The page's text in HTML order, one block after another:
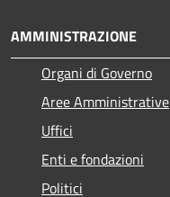
AMMINISTRAZIONE
Organi di Governo
Aree Amministrative
Uffici
Enti e fondazioni
Politici